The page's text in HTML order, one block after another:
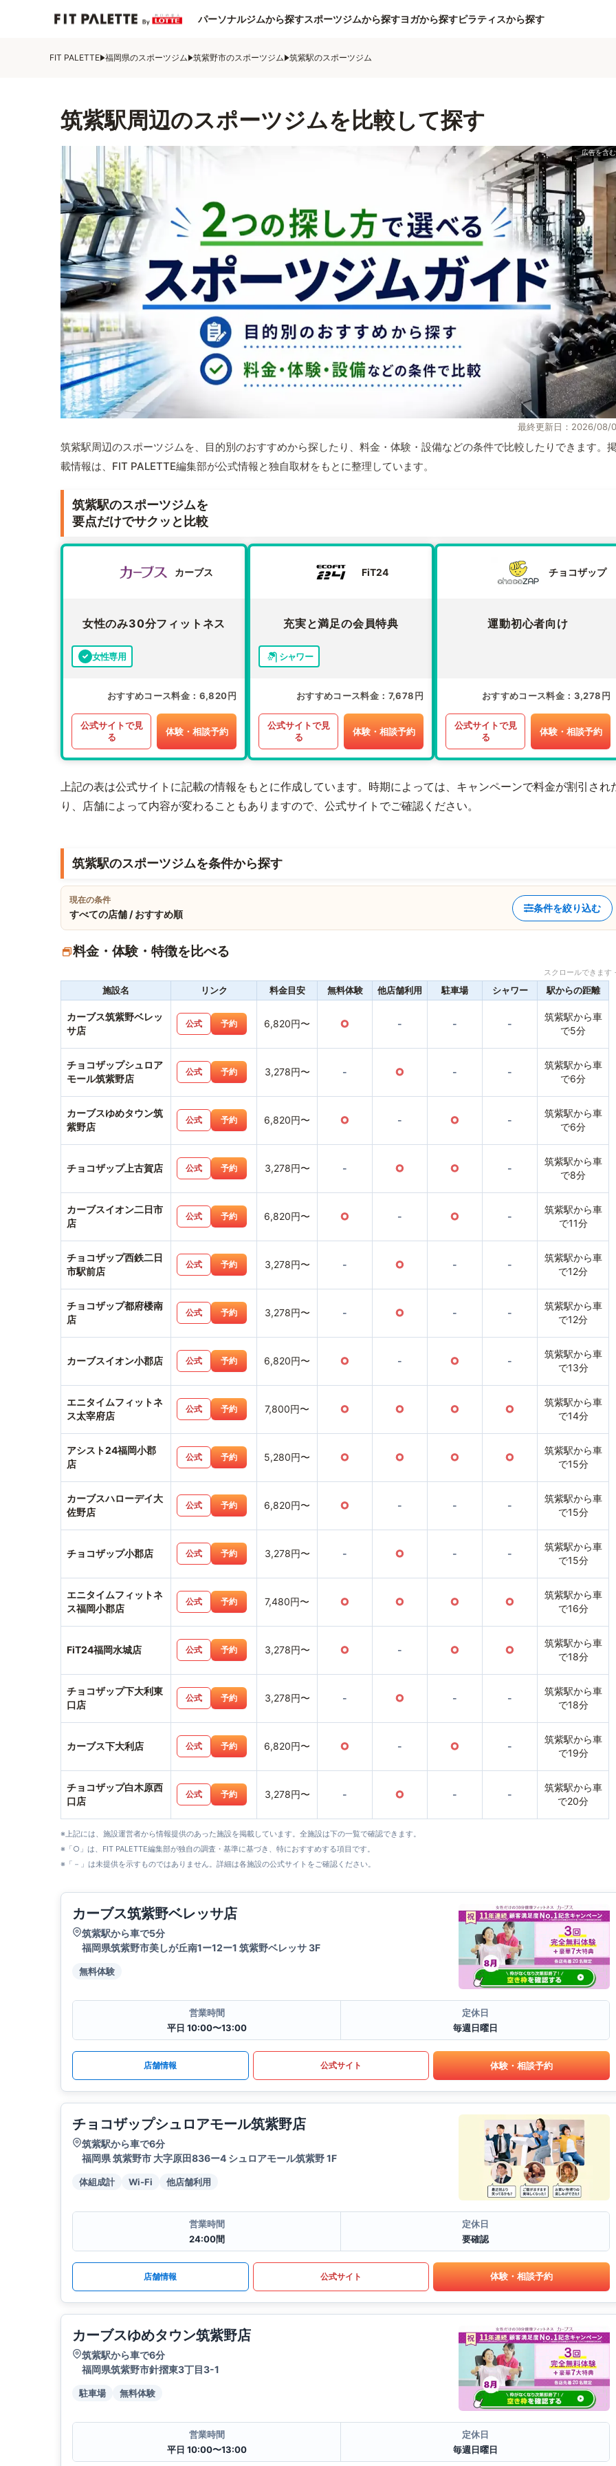
パーソナルジムから探すスポーツジムから探すヨガから探すピラティスから探す
FIT PALETTE 福岡県のスポーツジム 筑紫野市のスポーツジム 筑紫駅のスポーツジム
筑紫駅周辺のスポーツジムを比較して探す
最終更新日：2026/08/
筑紫駅周辺のスポーツジムを、目的別のおすすめから探したり、料金・体験・設備などの条件で比較したりできます。
載情報は、FIT PALETTE編集部が公式情報と独自取材をもとに整理しています。
筑紫駅のスポーツジムを
要点だけでサクッと比較
カーブス
女性のみ30分フィットネス
女性専用
おすすめコース料金 6,820円
公式サイトで見
る
体験・相談予約
FiT24
充実と満足の会員特典
シャワー
おすすめコース料金 7,678円
公式サイトで見
る
体験・相談予約
チョコザップ
運動初心者向け
おすすめコース料金 3,278円
公式サイトで見
る
体験・相談予約
上記の表は公式サイトに記載の情報をもとに作成しています。時期によっては、キャンペーンで料金が割引され
り、店舗によって内容が変わることもありますので、公式サイトでご確認ください。
筑紫駅のスポーツジムを条件から探す
現在の条件
すべての店舗 / おすすめ順
条件を絞り込む
料金・体験・特徴を比べる
スクロールできま
施設名 リンク 料金目安 無料体験 他店舗利用 駐車場 シャワー 駅からの距離
カーブス筑紫野ベレッ
サ店
公式 予約 6,820円〜 ○ - - -
筑紫駅から車
で5分
チョコザップシュロア
モール筑紫野店
公式 予約 3,278円〜 - ○ - -
筑紫駅から車
で6分
カーブスゆめタウン筑
紫野店
公式 予約 6,820円〜 ○ - ○ -
筑紫駅から車
で6分
チョコザップ上古賀店 公式 予約 3,278円〜 - ○ ○ -
筑紫駅から車
で8分
カーブスイオン二日市
店
公式 予約 6,820円〜 ○ - ○ -
筑紫駅から車
で11分
チョコザップ西鉄二日
市駅前店
公式 予約 3,278円〜 - ○ - -
筑紫駅から車
で12分
チョコザップ都府楼南
店
公式 予約 3,278円〜 - ○ - -
筑紫駅から車
で12分
カーブスイオン小郡店 公式 予約 6,820円〜 ○ - ○ -
筑紫駅から車
で13分
エニタイムフィットネ
ス太宰府店
公式 予約 7,800円〜 ○ ○ ○ ○
筑紫駅から車
で14分
アシスト24福岡小郡
店
公式 予約 5,280円〜 ○ ○ ○ ○
筑紫駅から車
で15分
カーブスハローデイ大
佐野店
公式 予約 6,820円〜 ○ - - -
筑紫駅から車
で15分
チョコザップ小郡店 公式 予約 3,278円〜 - ○ - -
筑紫駅から車
で15分
エニタイムフィットネ
ス福岡小郡店
公式 予約 7,480円〜 ○ ○ ○ ○
筑紫駅から車
で16分
FiT24福岡水城店 公式 予約 3,278円〜 ○ - ○ ○
筑紫駅から車
で18分
チョコザップ下大利東
口店
公式 予約 3,278円〜 - ○ - -
筑紫駅から車
で18分
カーブス下大利店 公式 予約 6,820円〜 ○ - ○ -
筑紫駅から車
で19分
チョコザップ白木原西
口店
公式 予約 3,278円〜 - ○ - -
筑紫駅から車
で20分
※上記には、施設運営者から情報提供のあった施設を掲載しています。全施設は下の一覧で確認できます。
※「○」は、FIT PALETTE編集部が独自の調査・基準に基づき、特におすすめする項目です。
※「－」は未提供を示すものではありません。詳細は各施設の公式サイトをご確認ください。
カーブス筑紫野ベレッサ店
筑紫駅から車で5分
福岡県筑紫野市美しが丘南1ー12ー1 筑紫野ベレッサ 3F
無料体験
営業時間
平日 10:00〜13:00
定休日
毎週日曜日
店舗情報 公式サイト 体験・相談予約
チョコザップシュロアモール筑紫野店
筑紫駅から車で6分
福岡県 筑紫野市 大字原田836ー4 シュロアモール筑紫野 1F
体組成計 Wi-Fi 他店舗利用
営業時間
24:00間
定休日
要確認
店舗情報 公式サイト 体験・相談予約
カーブスゆめタウン筑紫野店
筑紫駅から車で6分
福岡県筑紫野市針摺東3丁目3-1
駐車場 無料体験
営業時間
平日 10:00〜13:00
定休日
毎週日曜日